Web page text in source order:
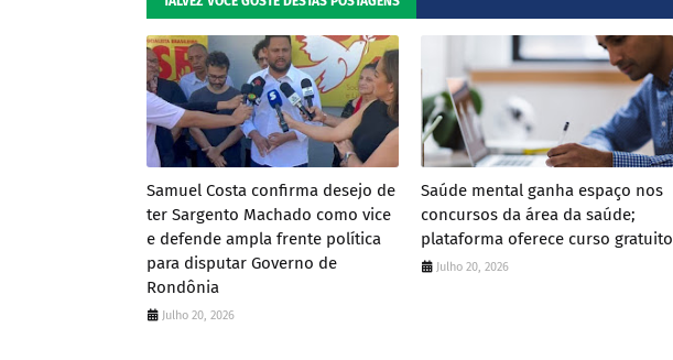
Samuel Costa confirma desejo de
ter Sargento Machado como vice
e defende ampla frente política
para disputar Governo de
Rondônia
Julho 20, 2026
Saúde mental ganha espaço nos
concursos da área da saúde;
plataforma oferece curso gratuito
Julho 20, 2026